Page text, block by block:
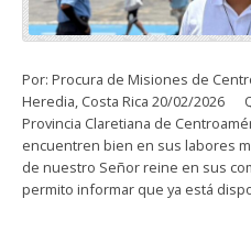
Por: Procura de Misiones de
Heredia, Costa Rica 20/02/2026
Provincia Claretiana de
encuentren bien en sus labores
de nuestro Señor reine en sus
permito informar que ya está